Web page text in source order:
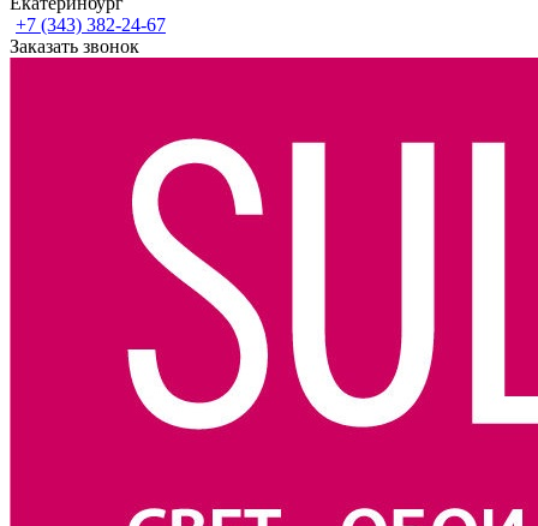
+7 (343) 382-24-67
Заказать звонок